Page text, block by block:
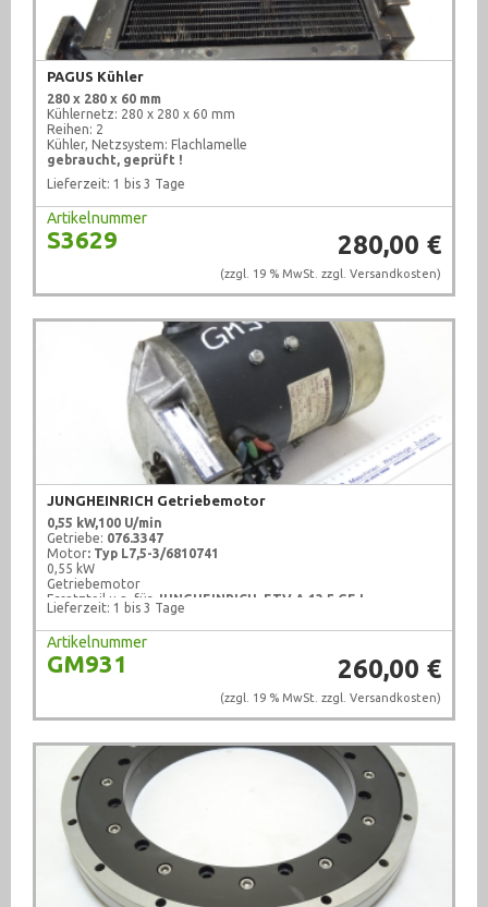
PAGUS Kühler
280 x 280 x 60 mm
Kühlernetz: 280 x 280 x 60 mm
Reihen: 2
Kühler, Netzsystem: Flachlamelle
gebraucht, geprüft !
Lieferzeit: 1 bis 3 Tage
Artikelnummer
S3629 280,00 €
(zzgl. 19 % MwSt. zzgl. Versandkosten)
JUNGHEINRICH Getriebemotor
0,55 kW,100 U/min
Getriebe: 076.3347
Motor: Typ L7,5-3/6810741
0,55 kW
Getriebemotor
Ersatzteil u.a. für JUNGHEINRICH ETV A 13,5 GE !
gebraucht, geprüft !
Lieferzeit: 1 bis 3 Tage
Artikelnummer
GM931 260,00 €
(zzgl. 19 % MwSt. zzgl. Versandkosten)